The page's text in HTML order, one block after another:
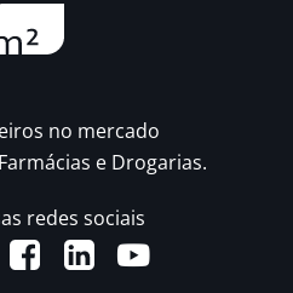
no mercado
e Drogarias.
redes sociais